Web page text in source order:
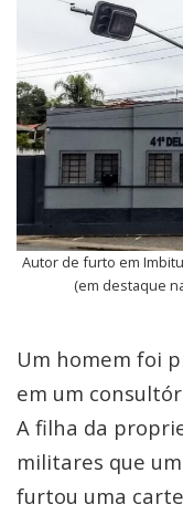
Autor de furto em
(em destaque
Um homem foi
em um
A filha da
militares que
furtou uma